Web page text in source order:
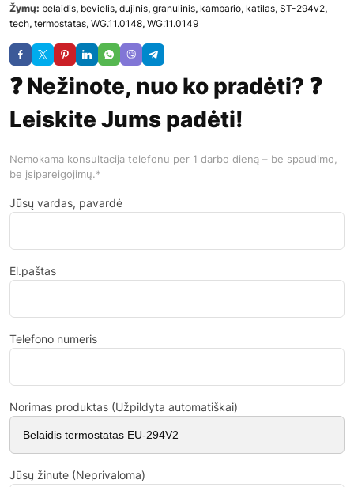
Žymų: belaidis, bevielis, dujinis, granulinis, kambario, katilas, ST-294v2,
tech, termostatas, WG.11.0148, WG.11.0149
❓ Nežinote, nuo ko pradėti? ❓
Leiskite Jums padėti!
Nemokama konsultacija telefonu per 1 darbo dieną – be spaudimo,
be įsipareigojimų.*
Jūsų vardas, pavardė
El.paštas
Telefono numeris
Norimas produktas (Užpildyta automatiškai)
Jūsų žinute (Neprivaloma)